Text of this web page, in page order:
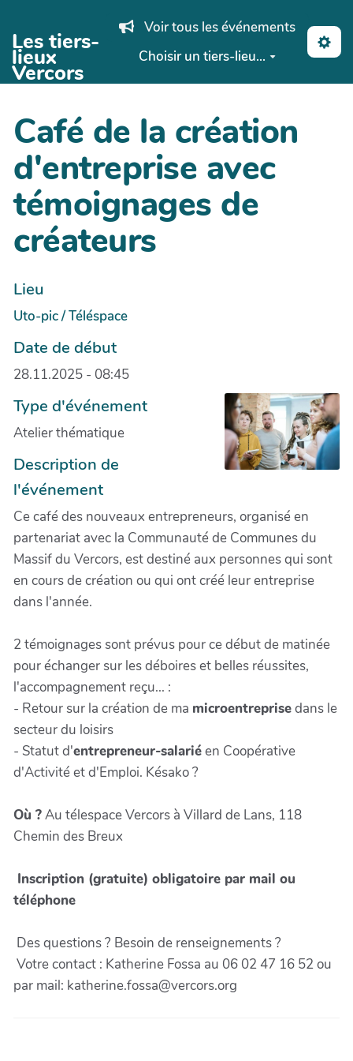
Aller au contenu principal
Les tiers-
lieux
Vercors
Voir tous les événements
Choisir un tiers-lieu...
Café de la création
d'entreprise avec
témoignages de
créateurs
Lieu
Uto-pic / Téléspace
Date de début
28.11.2025 - 08:45
Type d'événement
Atelier thématique
Description de
l'événement
Ce café des nouveaux entrepreneurs, organisé en
partenariat avec la Communauté de Communes du
Massif du Vercors, est destiné aux personnes qui sont
en cours de création ou qui ont créé leur entreprise
dans l'année.
2 témoignages sont prévus pour ce début de matinée
pour échanger sur les déboires et belles réussites,
l'accompagnement reçu... :
- Retour sur la création de ma microentreprisedans le
secteur du loisirs
- Statut d'entrepreneur-salariéen Coopérative
d'Activité et d'Emploi. Késako ?
Où ?Au télespace Vercors à Villard de Lans, 118
Chemin des Breux
Inscription (gratuite) obligatoire par mail ou
téléphone
Des questions ? Besoin de renseignements ?
Votre contact : Katherine Fossa au 06 02 47 16 52 ou
par mail: katherine.fossa@vercors.org